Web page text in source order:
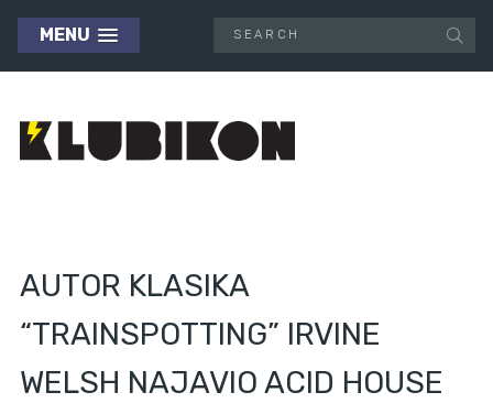
MENU
AUTOR KLASIKA
“TRAINSPOTTING” IRVINE
WELSH NAJAVIO ACID HOUSE